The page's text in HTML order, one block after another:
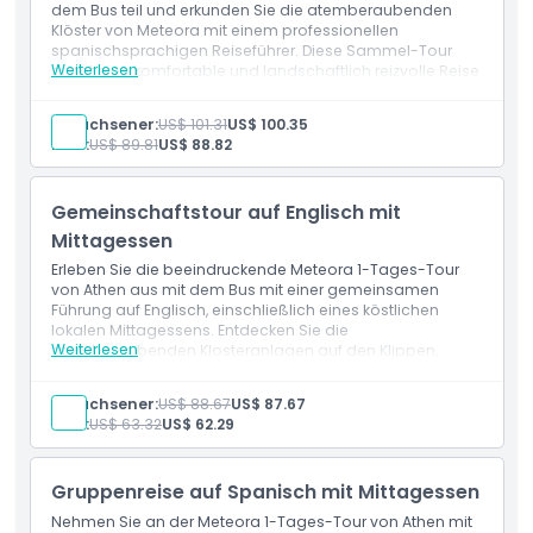
Ausschlüsse
Ort
Wie man dorthin gelangt
Kleiderordnung
Geschäftsbedingungen
Stornierungsbedingungen
dem Bus teil und erkunden Sie die atemberaubenden
Klöster von Meteora mit einem professionellen
spanischsprachigen Reiseführer. Diese Sammel-Tour
bietet eine komfortable und landschaftlich reizvolle Reise
Griechenlands. Perfekt für spanischsprachige Reisende,
das Mittagessen ist nicht inbegriffen, sodass Sie das
Erlebnis in Ihrem eigenen Tempo genießen können.
Weiterlesen
Erwachsener:US$ 101.31US$ 100.35
Kind:US$ 89.81US$ 88.82
Gemeinschaftstour auf Englisch mit
Mittagessen
Erleben Sie die beeindruckende Meteora 1-Tages-Tour
von Athen aus mit dem Bus mit einer gemeinsamen
Führung auf Englisch, einschließlich eines köstlichen
lokalen Mittagessens. Entdecken Sie die
atemberaubenden Klosteranlagen auf den Klippen,
genießen Sie atemberaubende Panoramablicke. Dieser
All-inclusive-Tagesausflug ist perfekt für Reisende, die ein
sorgenfreies, intensives kulturelles Abenteuer von Athen
zu den zum UNESCO-Weltkulturerbe gehörenden Meteora
Weiterlesen
Erwachsener:US$ 88.67US$ 87.67
Kind:US$ 63.32US$ 62.29
Gruppenreise auf Spanisch mit Mittagessen
Nehmen Sie an der Meteora 1-Tages-Tour von Athen mit